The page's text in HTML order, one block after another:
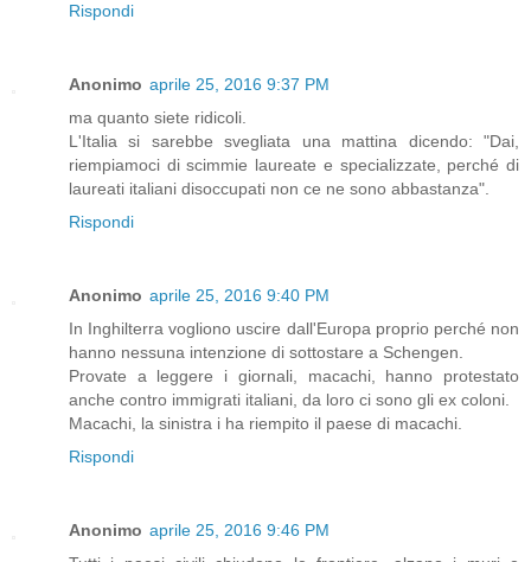
Rispondi
Anonimo aprile 25, 2016 9:37 PM
ma quanto siete ridicoli.
L'Italia si sarebbe svegliata una mattina dicendo: "Dai,
riempiamoci di scimmie laureate e specializzate, perché di
laureati italiani disoccupati non ce ne sono abbastanza".
Rispondi
Anonimo aprile 25, 2016 9:40 PM
In Inghilterra vogliono uscire dall'Europa proprio perché non
hanno nessuna intenzione di sottostare a Schengen.
Provate a leggere i giornali, macachi, hanno protestato
anche contro immigrati italiani, da loro ci sono gli ex coloni.
Macachi, la sinistra i ha riempito il paese di macachi.
Rispondi
Anonimo aprile 25, 2016 9:46 PM